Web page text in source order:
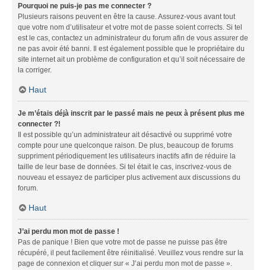
Pourquoi ne puis-je pas me connecter ?
Plusieurs raisons peuvent en être la cause. Assurez-vous avant tout
que votre nom d’utilisateur et votre mot de passe soient corrects. Si tel
est le cas, contactez un administrateur du forum afin de vous assurer de
ne pas avoir été banni. Il est également possible que le propriétaire du
site internet ait un problème de configuration et qu’il soit nécessaire de
la corriger.
Haut
Je m’étais déjà inscrit par le passé mais ne peux à présent plus me
connecter ?!
Il est possible qu’un administrateur ait désactivé ou supprimé votre
compte pour une quelconque raison. De plus, beaucoup de forums
suppriment périodiquement les utilisateurs inactifs afin de réduire la
taille de leur base de données. Si tel était le cas, inscrivez-vous de
nouveau et essayez de participer plus activement aux discussions du
forum.
Haut
J’ai perdu mon mot de passe !
Pas de panique ! Bien que votre mot de passe ne puisse pas être
récupéré, il peut facilement être réinitialisé. Veuillez vous rendre sur la
page de connexion et cliquer sur « J’ai perdu mon mot de passe ».